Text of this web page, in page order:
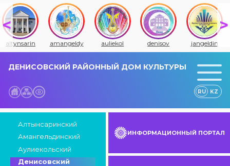
amangeldy auliekol denisov jangeldin jitiqara
ДЕНИСОВСКИЙ РАЙОННЫЙ ДОМ КУЛЬТУРЫ
RU KZ
Алтынсаринский
Амангельдинский
Аулиекольский
Денисовский
ИНФОРМАЦИОННЫЙ ПОРТАЛ